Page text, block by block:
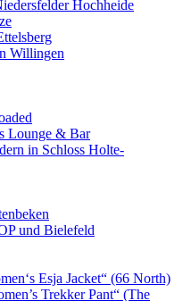
Hochheide
Willingen
Lounge & Bar
in Schloss Holte-
und Bielefeld
Esja Jacket“ (66 North)
Trekker Pant“ (The